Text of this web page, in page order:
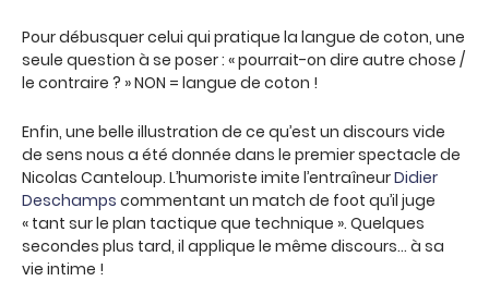
Pour débusquer celui qui pratique la langue de coton, une
seule question à se poser : « pourrait-on dire autre chose /
le contraire ? » NON = langue de coton !
Enfin, une belle illustration de ce qu’est un discours vide
de sens nous a été donnée dans le premier spectacle de
Nicolas Canteloup. L’humoriste imite l’entraîneurDidier
Deschamps commentant un match de foot qu’il juge
« tant sur le plan tactique que technique ». Quelques
secondes plus tard, il applique le même discours… à sa
vie intime !